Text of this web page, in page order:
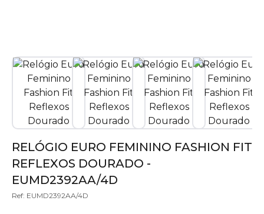
RELÓGIO EURO FEMININO FASHION FIT
REFLEXOS DOURADO -
EUMD2392AA/4D
Ref: EUMD2392AA/4D